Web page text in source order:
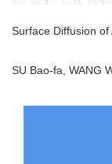
Surface Diffusion
SU Bao-fa, WANG